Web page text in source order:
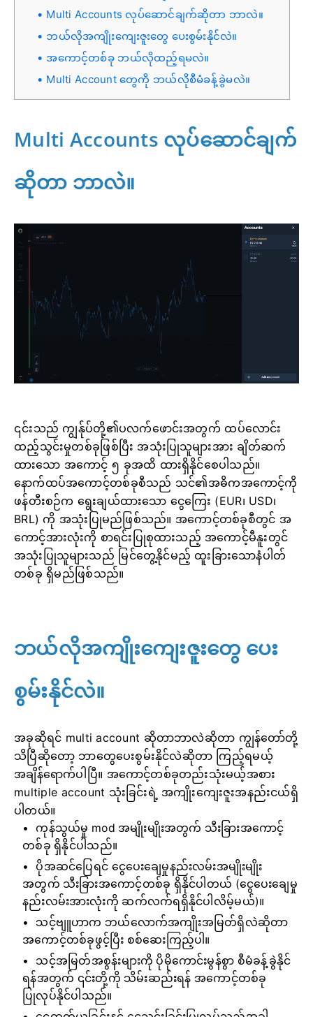
Multi Accounts လုပ်ဆောင်ချက်ဆိုတာ ဘာလဲ။
ဘယ်လိုအကျိုးကျေးဇူးတွေ ပေးစွမ်းနိုင်လဲ။
အကောင့်တစ်ခု ဘယ်လိုထည့်ရမလဲ။
Multi Account တွေကို ဘယ်လိုစီမံခန့်ခွဲမလဲ။
Multi Accounts လုပ်ဆောင်ချက်
ဆိုတာ ဘာလဲ။
၎င်းသည် ကျွန်ုပ်တို့၏ပလက်ဖောင်းအတွက် ထပ်လောင်း
ထည့်သွင်းမှုတစ်ခုဖြစ်ပြီး အသုံးပြုသူများအား ချိတ်ဆက်
ထားသော အကောင့် ၅ ခုအထိ ထားရှိနိုင်စေပါသည်။
နောက်ထပ်အကောင့်တစ်ခုစီသည် သင်၏အဓိကအကောင့်ကို
ဖန်တီးစဉ်က ရွေးချယ်ထားသော ငွေကြေး (EUR၊ USD၊
BRL) ကို အသုံးပြုမည်ဖြစ်သည်။ အကောင့်တစ်ခုစီတွင် အ
ကောင့်အားလုံးကို စာရင်းပြုစုထားသည့် အကောင့်မီနူးတွင်
အသုံးပြုသူများသည် မြင်တွေ့နိုင်မည့် ထူးခြားသောနံပါတ်
တစ်ခု ရှိမည်ဖြစ်သည်။
ဘယ်လိုအကျိုးကျေးဇူးတွေ ပေး
စွမ်းနိုင်လဲ။
အခုဆိုရင် multi account ဆိုတာဘာလဲဆိုတာ ကျွန်တော်တို့
သိပြီဆိုတော့ ဘာတွေပေးစွမ်းနိုင်လဲဆိုတာ ကြည့်ရမယ့်
အချိန်ရောက်ပါပြီ။ အကောင့်တစ်ခုတည်းသုံးမယ့်အစား
multiple account သုံးခြင်းရဲ့ အကျိုးကျေးဇူးအနည်းငယ်ရှိ
ပါတယ်။
ကုန်သွယ်မှု mod အမျိုးမျိုးအတွက် သီးခြားအကောင့်
တစ်ခု ရှိနိုင်ပါသည်။
ပိုအဆင်ပြေရင် ငွေပေးချေမှုနည်းလမ်းအမျိုးမျိုး
အတွက် သီးခြားအကောင့်တစ်ခု ရှိနိုင်ပါတယ် (ငွေပေးချေမှု
နည်းလမ်းအားလုံးကို ဆက်လက်ရရှိနိုင်ပါလိမ့်မယ်)။
သင့်ဗျူဟာက ဘယ်လောက်အကျိုးအမြတ်ရှိလဲဆိုတာ
အကောင့်တစ်ခုဖွင့်ပြီး စစ်ဆေးကြည့်ပါ။
သင့်အမြတ်အစွန်းများကို ပိုမိုကောင်းမွန်စွာ စီမံခန့်ခွဲနိုင်
ရန်အတွက် ၎င်းတို့ကို သိမ်းဆည်းရန် အကောင့်တစ်ခု
ပြုလုပ်နိုင်ပါသည်။